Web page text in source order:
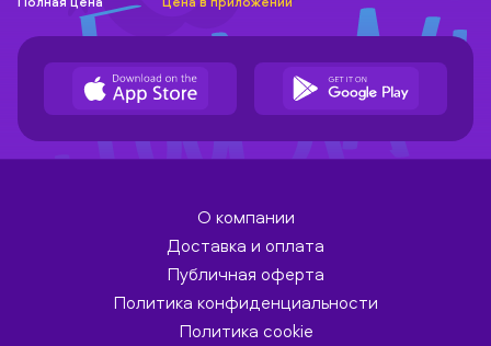
О компании
Доставка и оплата
Публичная оферта
Политика конфиденциальности
Политика cookie